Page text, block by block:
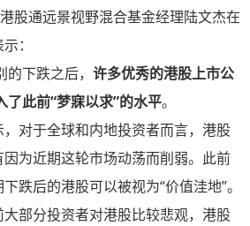
股通远景视野混合基金经理陆文杰在
：
下跌之后， 许多优秀的港股上市公
了此前“梦寐以求”的水平。
对于全球和内地投资者而言，港股
为近期这轮市场动荡而削弱。此前
跌后的港股可以被视为“价值洼地”。
部分投资者对港股比较悲观，港股